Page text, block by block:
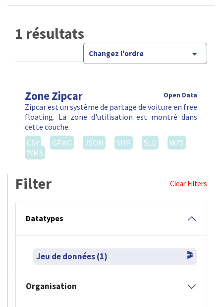
1 résultats
Changez l'ordre
Zone Zipcar Open Data
Zipcar est un système de partage de voiture en free
floating. La zone d'utilisation est montré dans
cette couche.
CSV
GPKG JSON SHP SLD
WFS
WMS
Filter Clear Filters
Datatypes
Jeu de données (1)
Organisation